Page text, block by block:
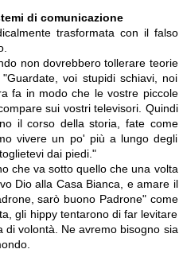
di comunicazione
trasformata con il falso
non dovrebbero tollerare teorie
voi stupidi schiavi, noi
fa in modo che le vostre piccole
sui vostri televisori. Quindi
il corso della storia, fate come
vivere un po' più a lungo degli
dai piedi."
che va sotto quello che una volta
Dio alla Casa Bianca, e amare il
sarò buono Padrone" come
gli hippy tentarono di far levitare
di volontà. Ne avremo bisogno sia